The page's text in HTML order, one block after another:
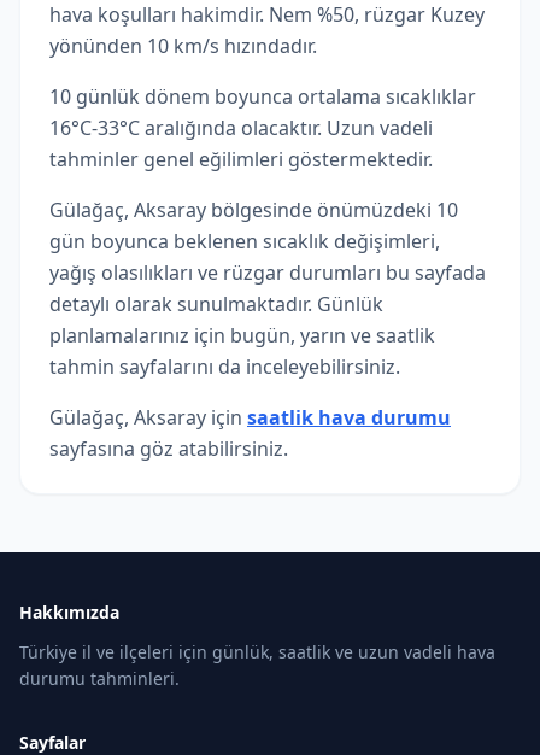
hava koşulları hakimdir. Nem %50, rüzgar Kuzey
yönünden 10 km/s hızındadır.
10 günlük dönem boyunca ortalama sıcaklıklar
16°C-33°C aralığında olacaktır. Uzun vadeli
tahminler genel eğilimleri göstermektedir.
Gülağaç, Aksaray bölgesinde önümüzdeki 10
gün boyunca beklenen sıcaklık değişimleri,
yağış olasılıkları ve rüzgar durumları bu sayfada
detaylı olarak sunulmaktadır. Günlük
planlamalarınız için bugün, yarın ve saatlik
tahmin sayfalarını da inceleyebilirsiniz.
Gülağaç, Aksaray için saatlik hava durumu
sayfasına göz atabilirsiniz.
Hakkımızda
Türkiye il ve ilçeleri için günlük, saatlik ve uzun vadeli hava
durumu tahminleri.
Sayfalar